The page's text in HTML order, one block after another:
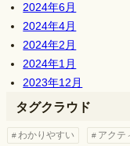
2024年6月
2024年4月
2024年2月
2024年1月
2023年12月
タグクラウド
わかりやすい アクテ